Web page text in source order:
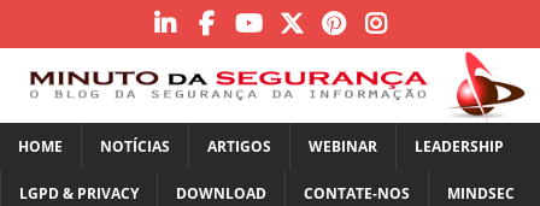
HOME NOTÍCIAS ARTIGOS WEBINAR LEADERSHIP
LGPD & PRIVACY DOWNLOAD CONTATE-NOS MINDSEC